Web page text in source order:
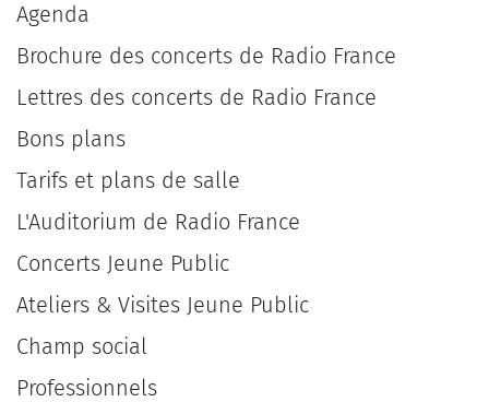
Agenda
Brochure des concerts de Radio France
Lettres des concerts de Radio France
Bons plans
Tarifs et plans de salle
L'Auditorium de Radio France
Concerts Jeune Public
Ateliers & Visites Jeune Public
Champ social
Professionnels